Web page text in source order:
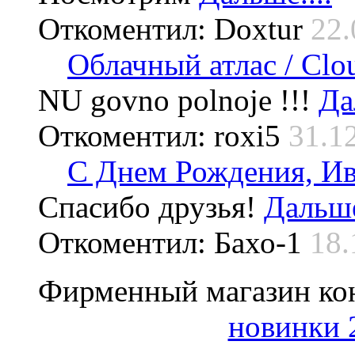
Откоментил: Doxtur
Облачный атлас /
NU govno polnoje !!!
Откоментил: roxi5
С Днем Рождения,
Спасибо друзья!
Откоментил: Бахо-1
Фирменный магазин
новинки